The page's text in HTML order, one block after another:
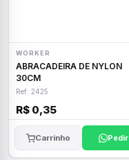
WORKER
ABRACADEIRA DE NYLON
30CM
Ref: 2425
R$ 0,35
Carrinho Pedir